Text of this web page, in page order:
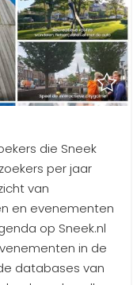
die Sneek
per jaar
van
en evenementen
op Sneek.nl
in de
databases van